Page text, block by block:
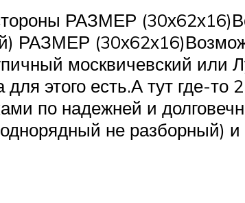
РАЗМЕР
РАЗМЕР
москвичевский
для этого есть.А тут где-
по надежней и
не разборный)